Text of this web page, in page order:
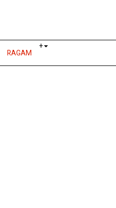
RAGAM
+